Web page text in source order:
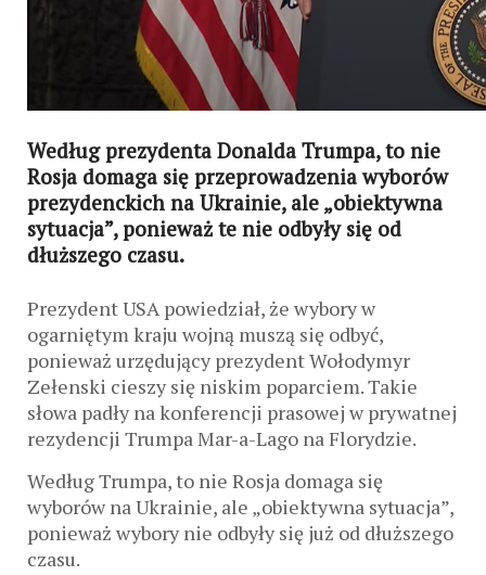
Według prezydenta Donalda Trumpa, to nie
Rosja domaga się przeprowadzenia wyborów
prezydenckich na Ukrainie, ale „obiektywna
sytuacja”, ponieważ te nie odbyły się od
dłuższego czasu.
Prezydent USA powiedział, że wybory w
ogarniętym kraju wojną muszą się odbyć,
ponieważ urzędujący prezydent Wołodymyr
Zełenski cieszy się niskim poparciem. Takie
słowa padły na konferencji prasowej w prywatnej
rezydencji Trumpa Mar-a-Lago na Florydzie.
Według Trumpa, to nie Rosja domaga się
wyborów na Ukrainie, ale „obiektywna sytuacja”,
ponieważ wybory nie odbyły się już od dłuższego
czasu.